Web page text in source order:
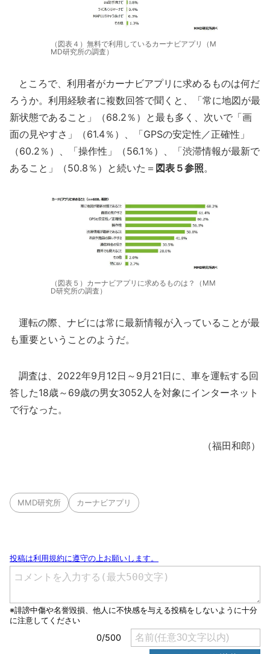
（図表４）無料で利用しているカーナビアプリ（M
MD研究所の調査）
ところで、利用者がカーナビアプリに求めるものは何だ
ろうか。利用経験者に複数回答で聞くと、「常に地図が最
新状態であること」（68.2％）と最も多く、次いで「画
面の見やすさ」（61.4％）、「GPSの安定性／正確性」
（60.2％）、「操作性」（56.1％）、「渋滞情報が最新で
あること」（50.8％）と続いた＝ 図表５参照。
（図表５）カーナビアプリに求めるものは？（MM
D研究所の調査）
運転の際、ナビには常に最新情報が入っていることが最
も重要ということのようだ。
調査は、2022年9月12日～9月21日に、車を運転する回
答した18歳～69歳の男女3052人を対象にインターネット
で行なった。
（福田和郎）
MMD研究所 カーナビアプリ